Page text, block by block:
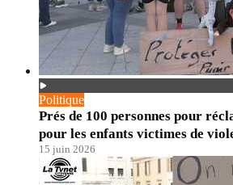
Politique
Prés de 100 personnes pour
pour les enfants victimes de
15 juin 2026